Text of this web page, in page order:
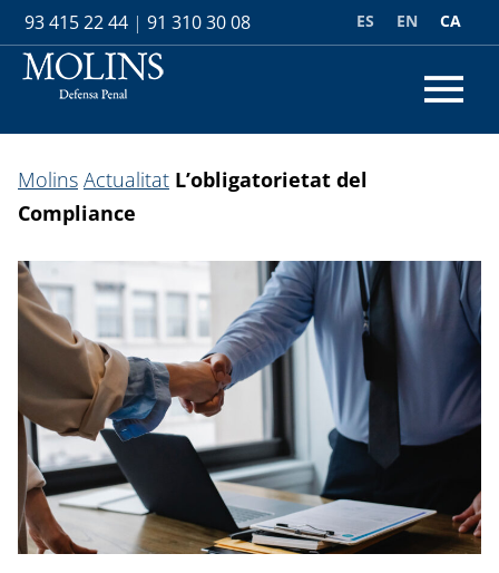
93 415 22 44 | 91 310 30 08 CA
EN
ES
Molins Actualitat L’obligatorietat del
Compliance